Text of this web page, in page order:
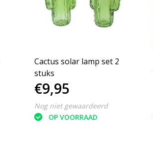
Cactus solar lamp set 2
stuks
€9,95
Nog niet gewaardeerd
OP VOORRAAD